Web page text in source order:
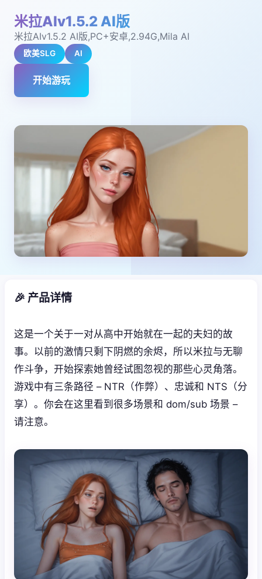
米拉AIv1.5.2 AI版
米拉AIv1.5.2 AI版,PC+安卓,2.94G,Mila AI
欧美SLG AI
开始游玩
🎉 产品详情
这是一个关于一对从高中开始就在一起的夫妇的故
事。以前的激情只剩下阴燃的余烬，所以米拉与无聊
作斗争，开始探索她曾经试图忽视的那些心灵角落。
游戏中有三条路径 – NTR（作弊）、忠诚和 NTS（分
享）。你会在这里看到很多场景和 dom/sub 场景 –
请注意。